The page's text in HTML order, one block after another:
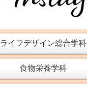
ライフデザイン総合学科
食物栄養学科